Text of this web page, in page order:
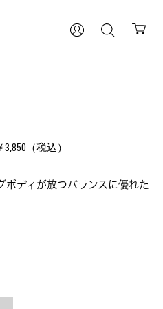
3,850 （税込）
ディが放つバランスに優れた